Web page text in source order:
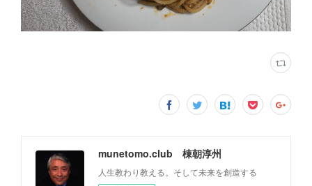
munetomo.club 棟朝淳州
人生教わり教える。そして未来を創造する